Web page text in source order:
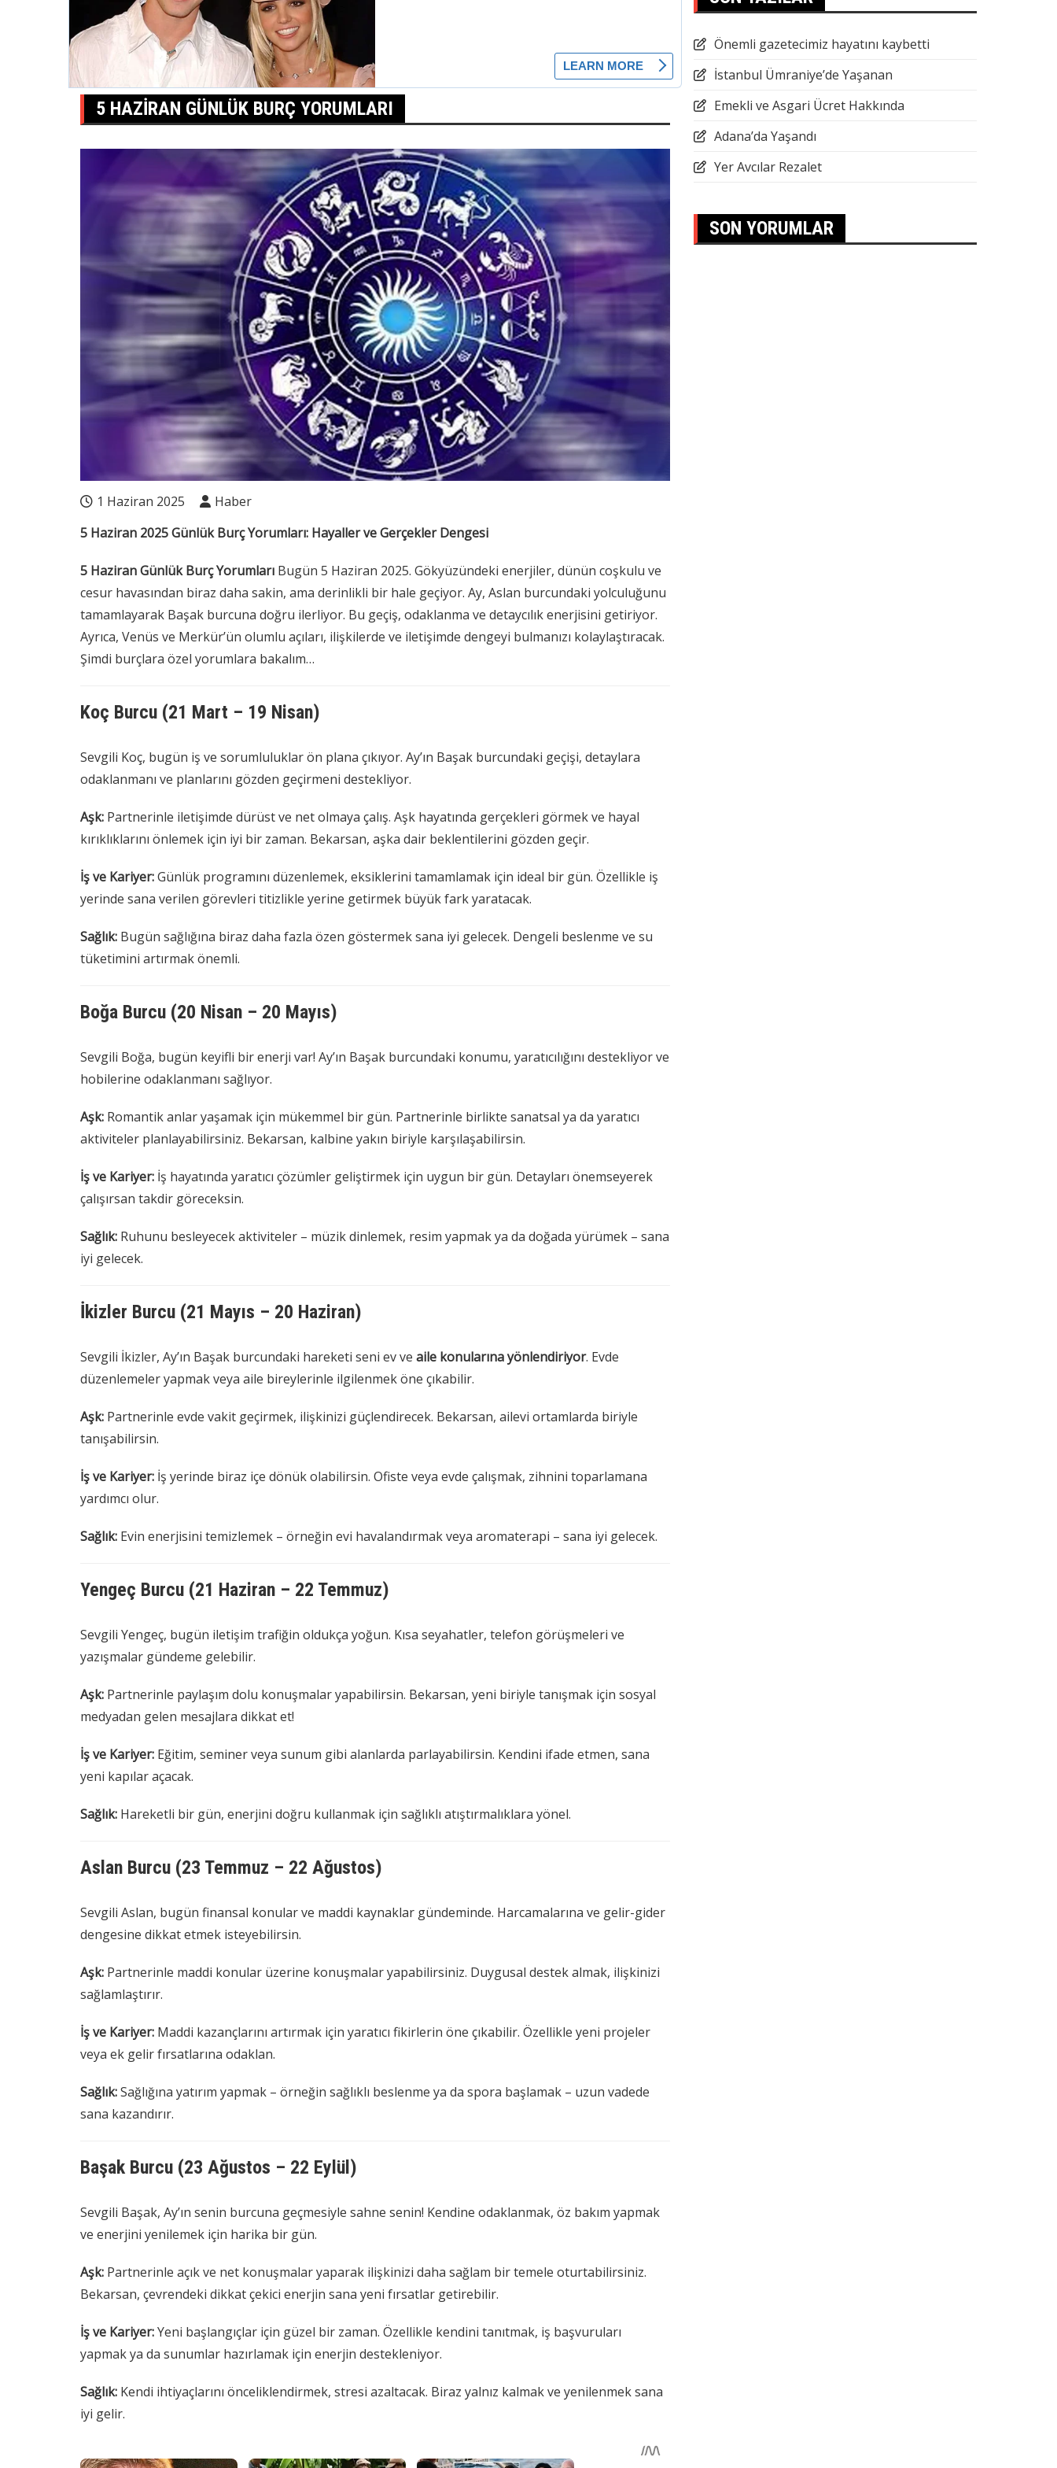
5 HAZIRAN GÜNLÜK BURÇ YORUMLARI
1 Haziran 2025
Haber
5 Haziran 2025 Günlük Burç Yorumları: Hayaller ve Gerçekler Dengesi
5 Haziran Günlük Burç Yorumları Bugün 5 Haziran 2025. Gökyüzündeki enerjiler, dünün coşkulu ve
cesur havasından biraz daha sakin, ama derinlikli bir hale geçiyor. Ay, Aslan burcundaki yolculuğunu
tamamlayarak Başak burcuna doğru ilerliyor. Bu geçiş, odaklanma ve detaycılık enerjisini getiriyor.
Ayrıca, Venüs ve Merkür’ün olumlu açıları, ilişkilerde ve iletişimde dengeyi bulmanızı kolaylaştıracak.
Şimdi burçlara özel yorumlara bakalım…
Koç Burcu (21 Mart – 19 Nisan)
Sevgili Koç, bugün iş ve sorumluluklar ön plana çıkıyor. Ay’ın Başak burcundaki geçişi, detaylara
odaklanmanı ve planlarını gözden geçirmeni destekliyor.
Aşk: Partnerinle iletişimde dürüst ve net olmaya çalış. Aşk hayatında gerçekleri görmek ve hayal
kırıklıklarını önlemek için iyi bir zaman. Bekarsan, aşka dair beklentilerini gözden geçir.
İş ve Kariyer:Günlük programını düzenlemek, eksiklerini tamamlamak için ideal bir gün. Özellikle iş
yerinde sana verilen görevleri titizlikle yerine getirmek büyük fark yaratacak.
Sağlık: Bugün sağlığına biraz daha fazla özen göstermek sana iyi gelecek. Dengeli beslenme ve su
tüketimini artırmak önemli.
Boğa Burcu (20 Nisan – 20 Mayıs)
Sevgili Boğa, bugün keyifli bir enerji var! Ay’ın Başak burcundaki konumu, yaratıcılığını destekliyor ve
hobilerine odaklanmanı sağlıyor.
Aşk: Romantik anlar yaşamak için mükemmel bir gün. Partnerinle birlikte sanatsal ya da yaratıcı
aktiviteler planlayabilirsiniz. Bekarsan, kalbine yakın biriyle karşılaşabilirsin.
İş ve Kariyer: İş hayatında yaratıcı çözümler geliştirmek için uygun bir gün. Detayları önemseyerek
çalışırsan takdir göreceksin.
Sağlık: Ruhunu besleyecek aktiviteler – müzik dinlemek, resim yapmak ya da doğada yürümek – sana
iyi gelecek.
İkizler Burcu (21 Mayıs – 20 Haziran)
Sevgili İkizler, Ay’ın Başak burcundaki hareketi seni ev ve aile konularına yönlendiriyor. Evde
düzenlemeler yapmak veya aile bireylerinle ilgilenmek öne çıkabilir.
Aşk: Partnerinle evde vakit geçirmek, ilişkinizi güçlendirecek. Bekarsan, ailevi ortamlarda biriyle
tanışabilirsin.
İş ve Kariyer: İş yerinde biraz içe dönük olabilirsin. Ofiste veya evde çalışmak, zihnini toparlamana
yardımcı olur.
Sağlık: Evin enerjisini temizlemek – örneğin evi havalandırmak veya aromaterapi – sana iyi gelecek.
Yengeç Burcu (21 Haziran – 22 Temmuz)
Sevgili Yengeç, bugün iletişim trafiğin oldukça yoğun. Kısa seyahatler, telefon görüşmeleri ve
yazışmalar gündeme gelebilir.
Aşk: Partnerinle paylaşım dolu konuşmalar yapabilirsin. Bekarsan, yeni biriyle tanışmak için sosyal
medyadan gelen mesajlara dikkat et!
İş ve Kariyer: Eğitim, seminer veya sunum gibi alanlarda parlayabilirsin. Kendini ifade etmen, sana
yeni kapılar açacak.
Sağlık: Hareketli bir gün, enerjini doğru kullanmak için sağlıklı atıştırmalıklara yönel.
Aslan Burcu (23 Temmuz – 22 Ağustos)
Sevgili Aslan, bugün finansal konular ve maddi kaynaklar gündeminde. Harcamalarına ve gelir-gider
dengesine dikkat etmek isteyebilirsin.
Aşk: Partnerinle maddi konular üzerine konuşmalar yapabilirsiniz. Duygusal destek almak, ilişkinizi
sağlamlaştırır.
İş ve Kariyer: Maddi kazançlarını artırmak için yaratıcı fikirlerin öne çıkabilir. Özellikle yeni projeler
veya ek gelir fırsatlarına odaklan.
Sağlık:Sağlığına yatırım yapmak – örneğin sağlıklı beslenme ya da spora başlamak – uzun vadede
sana kazandırır.
Başak Burcu (23 Ağustos – 22 Eylül)
Sevgili Başak, Ay’ın senin burcuna geçmesiyle sahne senin! Kendine odaklanmak, öz bakım yapmak
ve enerjini yenilemek için harika bir gün.
Aşk: Partnerinle açık ve net konuşmalar yaparak ilişkinizi daha sağlam bir temele oturtabilirsiniz.
Bekarsan, çevrendeki dikkat çekici enerjin sana yeni fırsatlar getirebilir.
İş ve Kariyer:Yeni başlangıçlar için güzel bir zaman. Özellikle kendini tanıtmak, iş başvuruları
yapmak ya da sunumlar hazırlamak için enerjin destekleniyor.
Sağlık: Kendi ihtiyaçlarını önceliklendirmek, stresi azaltacak. Biraz yalnız kalmak ve yenilenmek sana
iyi gelir.
Önemli gazetecimiz hayatını kaybetti
İstanbul Ümraniye’de Yaşanan
Emekli ve Asgari Ücret Hakkında
Adana’da Yaşandı
Yer Avcılar Rezalet
SON YORUMLAR